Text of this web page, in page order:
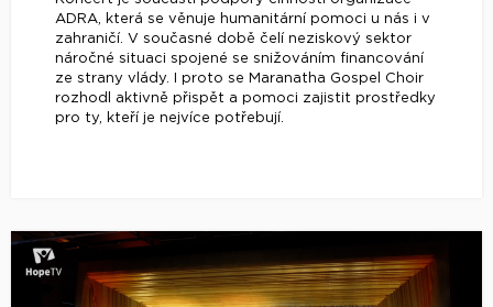
ADRA, která se věnuje humanitární pomoci u nás i v
zahraničí. V současné době čelí neziskový sektor
náročné situaci spojené se snižováním financování
ze strany vlády. I proto se Maranatha Gospel Choir
rozhodl aktivně přispět a pomoci zajistit prostředky
pro ty, kteří je nejvíce potřebují.